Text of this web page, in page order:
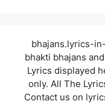
bhajans.lyrics-
bhakti bhajans
Lyrics displayed
only. All The
Contact us on